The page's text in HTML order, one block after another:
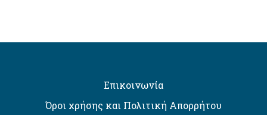
Επικοινωνία
Όροι χρήσης και Πολιτική Απορρήτου